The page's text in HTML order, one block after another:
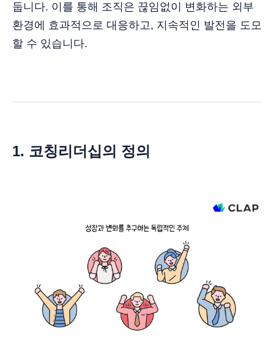
둡니다. 이를 통해 조직은 끊임없이 변화하는 외부
환경에 효과적으로 대응하고, 지속적인 발전을 도모
할 수 있습니다.
1. 코칭리더십의 정의